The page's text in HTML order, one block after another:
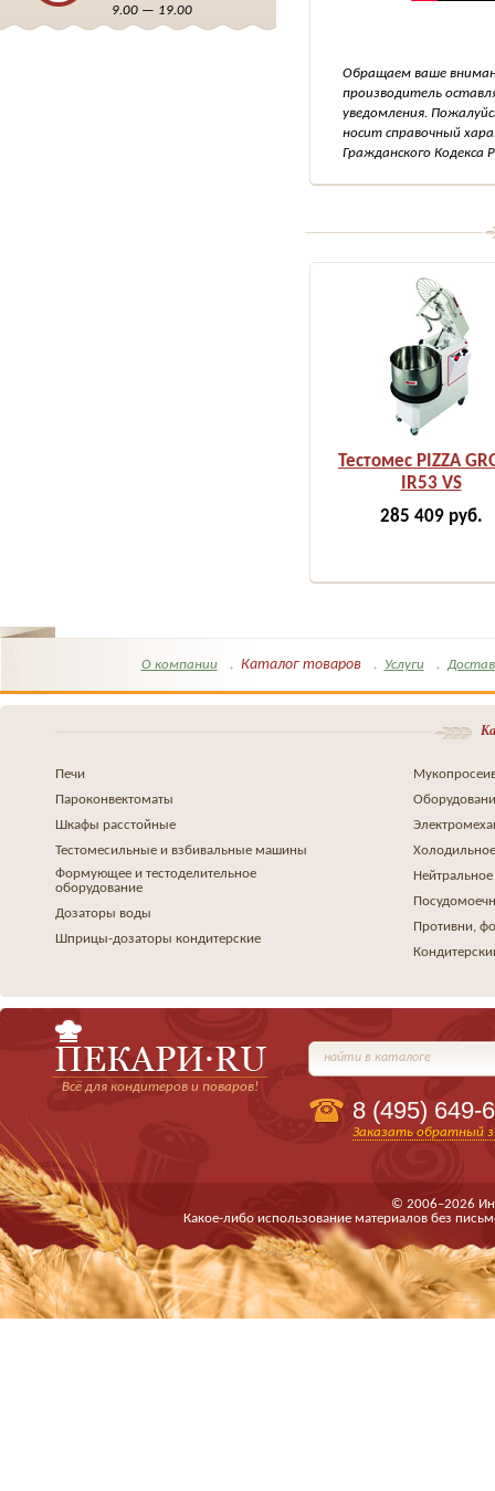
Обращаем ваше
производитель
уведомления.
носит справочный
Гражданского Кодекса
Тестомес PIZZA
IR53 VS
285 409 руб.
9.00 — 19.00
О компании Каталог товаров Услуги
Печи
Пароконвектоматы
Шкафы расстойные
Тестомесильные и взбивальные машины
Формующее и тестоделительное
оборудование
Дозаторы воды
Шприцы-дозаторы кондитерские
Противни,
Всё для кондитеров и поваров!
найти в каталоге
8 (495) 649-
Заказать обратный
© 2006–2026
Какое-либо использование материалов без